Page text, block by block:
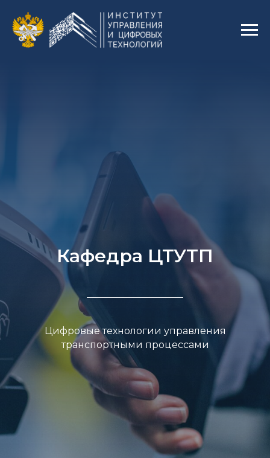
Кафедра ЦТУТП
Цифровые технологии управления
транспортными процессами